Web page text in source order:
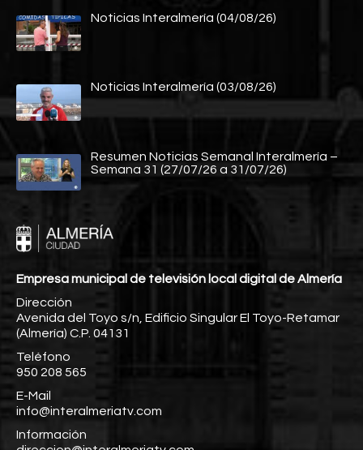
Noticias Interalmería (04/08/26)
Noticias Interalmería (03/08/26)
Resumen Noticias Semanal Interalmería –
Semana 31 (27/07/26 a 31/07/26)
Empresa municipal de televisión local digital de Almería
Dirección
Avenida del Toyo s/n, Edificio Singular El Toyo-Retamar
(Almería) C.P. 04131
Teléfono
950 208 565
E-Mail
info@interalmeriatv.com
Información